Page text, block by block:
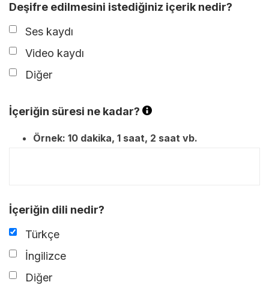
Deşifre edilmesini istediğiniz içerik nedir?
Ses kaydı
Video kaydı
Diğer
İçeriğin süresi ne kadar?
Örnek: 10 dakika, 1 saat, 2 saat vb.
İçeriğin dili nedir?
Türkçe
İngilizce
Diğer